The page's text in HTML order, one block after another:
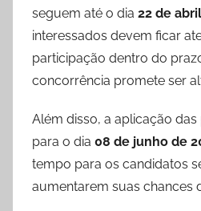
seguem até o dia 22 de
interessados devem ficar
participação dentro do
concorrência promete ser
Além disso, a aplicação
para o dia 08 de junho de
tempo para os candidatos
aumentarem suas chances